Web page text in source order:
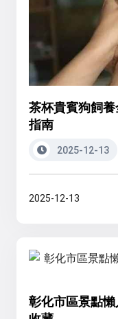
茶杯貴賓狗飼
指南
2025-12-13
2025-12-13
彰化市區景點